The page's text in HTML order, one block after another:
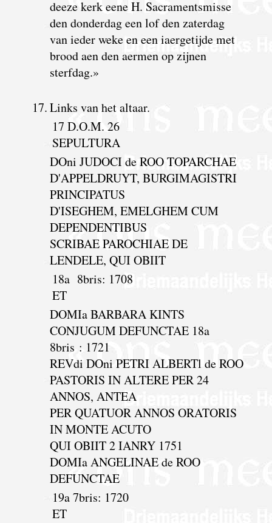
deeze kerk eene H. Sacramentsmisse
den donderdag een lof den zaterdag
van ieder weke en een iaergetijde met
brood aen den aermen op zijnen
sterfdag.»
17.Links van het altaar.
17 D.O.M. 26
SEPULTURA
DOni JUDOCI de ROO TOPARCHAE
D'APPELDRUYT, BURGIMAGISTRI
PRINCIPATUS
D'ISEGHEM, EMELGHEM CUM
DEPENDENTIBUS
SCRIBAE PAROCHIAE DE
LENDELE, QUI OBIIT
18a 8bris: 1708
ET
DOMIa BARBARA KINTS
CONJUGUM DEFUNCTAE 18a
8bris : 1721
REVdi DOni PETRI ALBERTl de ROO
PASTORIS IN ALTERE PER 24
ANNOS, ANTEA
PER QUATUOR ANNOS ORATORIS
IN MONTE ACUTO
QUI OBIIT 2 IANRY 1751
DOMIa ANGELINAE de ROO
DEFUNCTAE
19a 7bris: 1720
ET